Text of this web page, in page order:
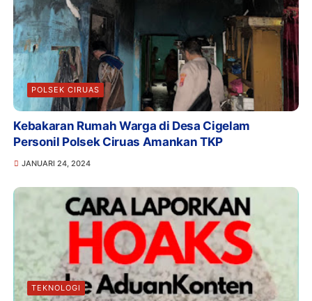
POLSEK CIRUAS
Kebakaran Rumah Warga di Desa Cigelam
Personil Polsek Ciruas Amankan TKP
JANUARI 24, 2024
TEKNOLOGI